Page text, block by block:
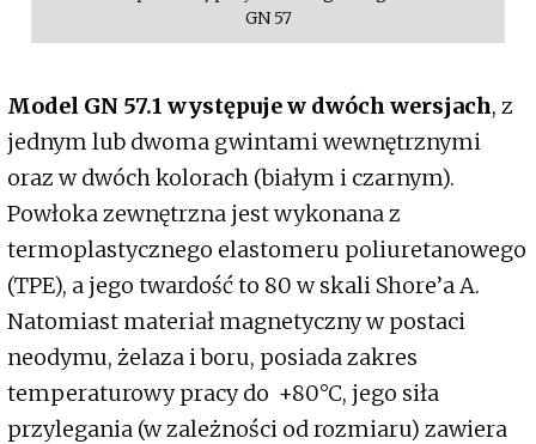
GN 57
Model GN 57.1 występuje w dwóch wersjach, z
jednym lub dwoma gwintami wewnętrznymi
oraz w dwóch kolorach (białym i czarnym).
Powłoka zewnętrzna jest wykonana z
termoplastycznego elastomeru poliuretanowego
(TPE), a jego twardość to 80 w skali Shore’a A.
Natomiast materiał magnetyczny w postaci
neodymu, żelaza i boru, posiada zakres
temperaturowy pracy do +80°C, jego siła
przylegania (w zależności od rozmiaru) zawiera